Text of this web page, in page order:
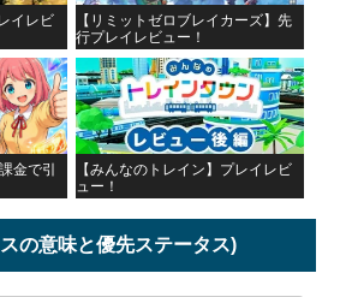
イレビ
【リミットゼロブレイカーズ】先
行プレイレビュー！
金で引
【みんなのトレイン】プレイレビ
ュー！
の意味と優先ステータス)